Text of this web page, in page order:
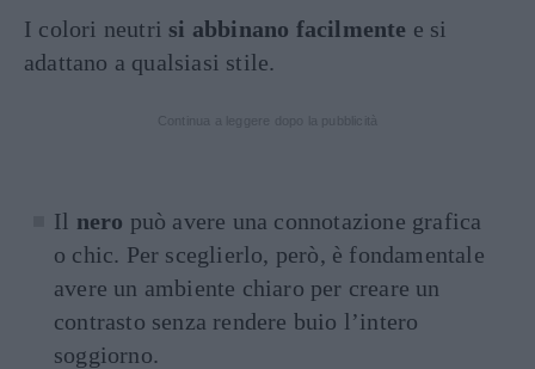
I colori neutri si abbinano facilmente e si
adattano a qualsiasi stile.
Il nero può avere una connotazione grafica
o chic. Per sceglierlo, però, è fondamentale
avere un ambiente chiaro per creare un
contrasto senza rendere buio l’intero
soggiorno.